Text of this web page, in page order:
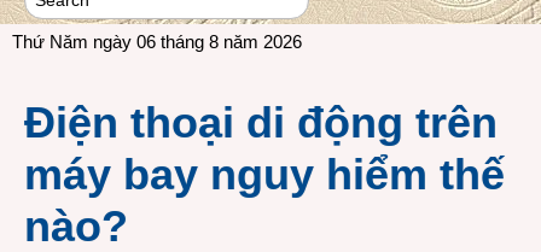
Thứ Năm ngày 06 tháng 8 năm 2026
Điện thoại di động trên
máy bay nguy hiểm thế
nào?